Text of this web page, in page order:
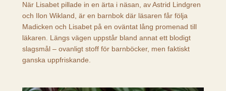
När Lisabet pillade in en ärta i näsan, av Astrid Lindgren
och Ilon Wikland, är en barnbok där läsaren får följa
Madicken och Lisabet på en oväntat lång promenad till
läkaren. Längs vägen uppstår bland annat ett blodigt
slagsmål – ovanligt stoff för barnböcker, men faktiskt
ganska uppfriskande.